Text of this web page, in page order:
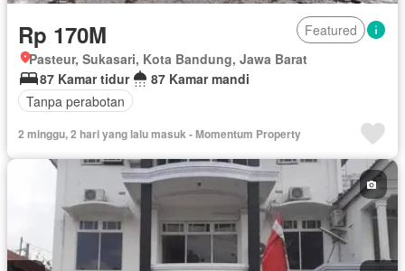
Rp 170M
Featured
Pasteur, Sukasari, Kota Bandung, Jawa Barat
87 Kamar tidur
87 Kamar mandi
Tanpa perabotan
2 minggu, 2 hari yang lalu masuk - Momentum Property